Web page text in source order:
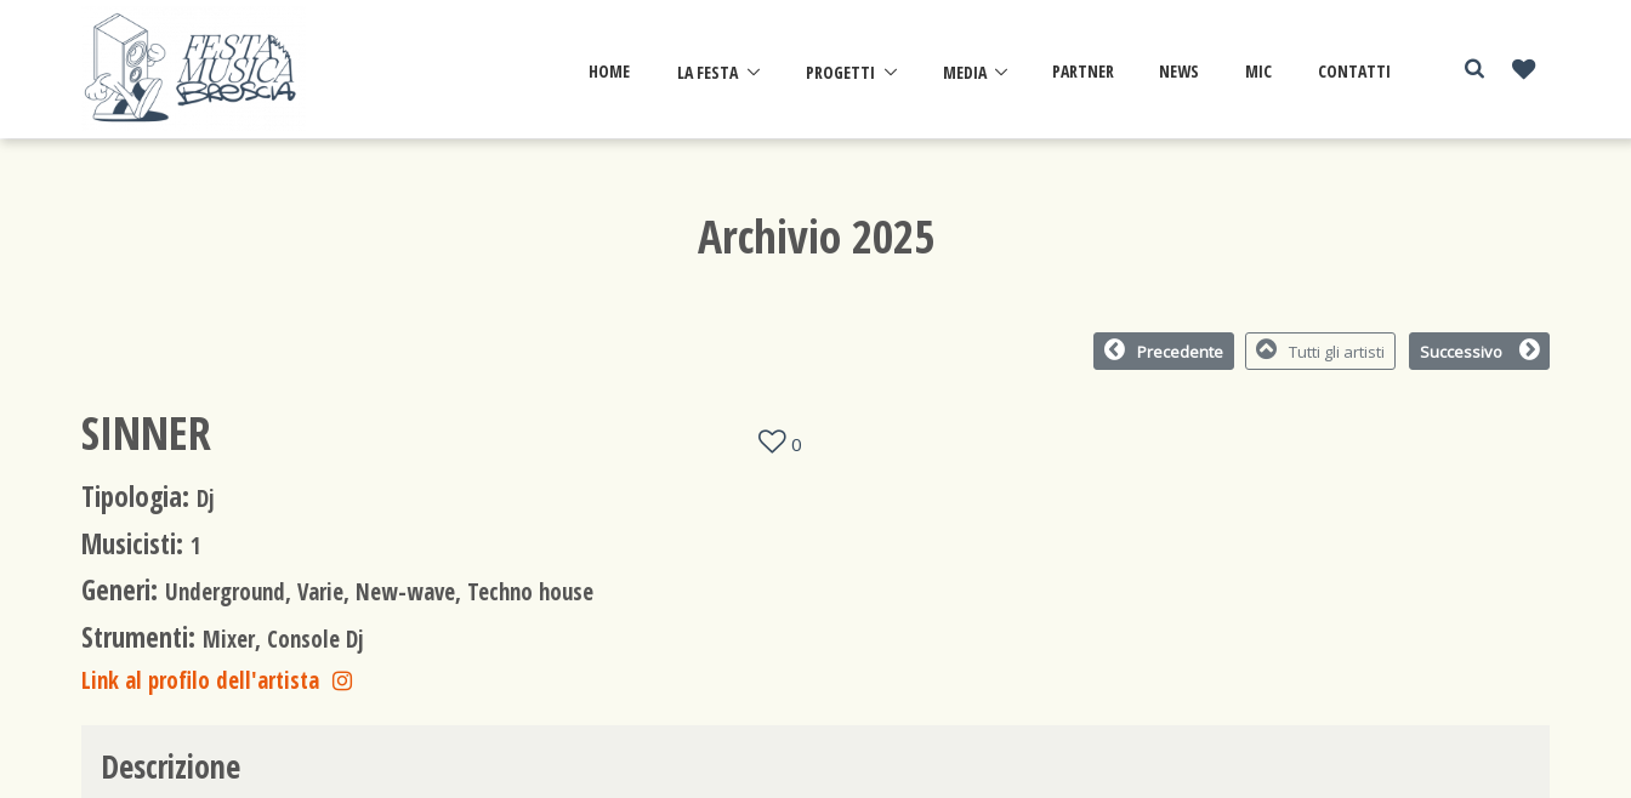
HOME LA FESTA PROGETTI MEDIA PARTNER NEWS MIC CONTATTI
Archivio 2025
Precedente Tutti gli artisti Successivo
SINNER 0
Tipologia: Dj
Musicisti: 1
Generi: Underground, Varie, New-wave, Techno house
Strumenti: Mixer, Console Dj
Link al profilo dell'artista
Descrizione